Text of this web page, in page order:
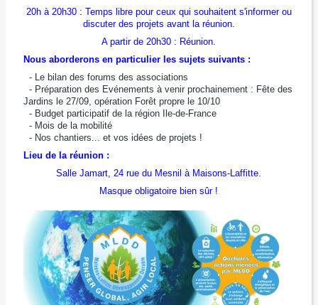
20h à 20h30 : Temps libre pour ceux qui souhaitent s'informer ou
discuter des projets avant la réunion.
A partir de 20h30 : Réunion.
Nous aborderons en particulier les sujets suivants :
- Le bilan des forums des associations
- Préparation des Evénements à venir prochainement : Fête des
Jardins le 27/09, opération Forêt propre le 10/10
- Budget participatif de la région Ile-de-France
- Mois de la mobilité
- Nos chantiers... et vos idées de projets !
Lieu de la réunion :
Salle Jamart, 24 rue du Mesnil à Maisons-Laffitte.
Masque obligatoire bien sûr !